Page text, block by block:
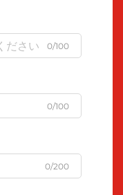
0/100
0/100
0/200